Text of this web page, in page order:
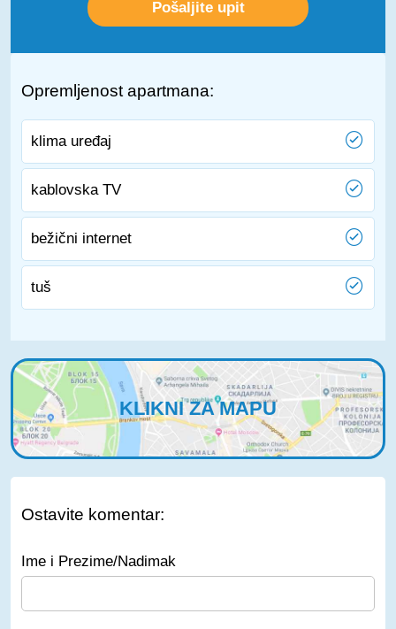
Opremljenost apartmana:
klima uređaj
kablovska TV
bežični internet
tuš
KLIKNI ZA MAPU
Ostavite komentar:
Ime i Prezime/Nadimak